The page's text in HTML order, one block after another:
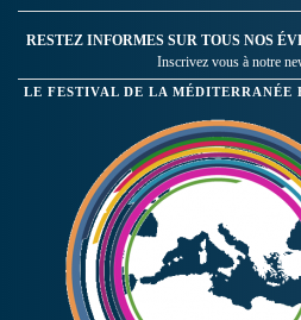
RESTEZ INFORMES SUR TOUS NOS
Inscrivez vous à notre
LE FESTIVAL DE LA MÉDITERRANÉE